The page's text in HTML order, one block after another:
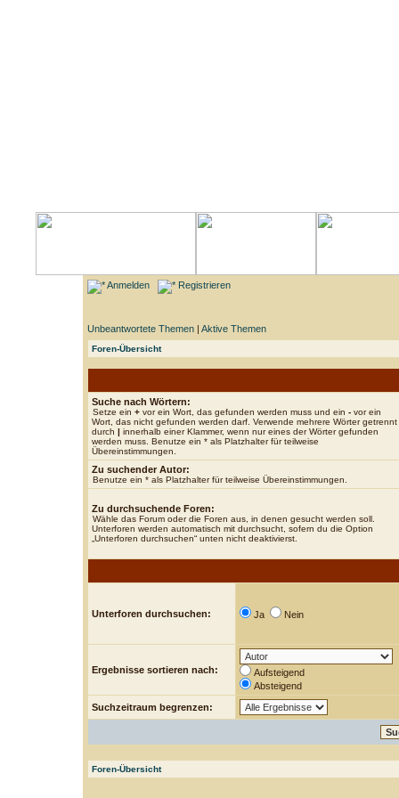
Anmelden Registrieren
Unbeantwortete Themen | Aktive Themen
Foren-Übersicht
Suche nach Wörtern:
Setze ein + vor ein Wort, das gefunden werden muss und ein - vor ein
Wort, das nicht gefunden werden darf. Verwende mehrere Wörter getrennt
durch | innerhalb einer Klammer, wenn nur eines der Wörter gefunden
werden muss. Benutze ein * als Platzhalter für teilweise
Übereinstimmungen.
Zu suchender Autor:
Benutze ein * als Platzhalter für teilweise Übereinstimmungen.
Zu durchsuchende Foren:
Wähle das Forum oder die Foren aus, in denen gesucht werden soll.
Unterforen werden automatisch mit durchsucht, sofern du die Option
„Unterforen durchsuchen“ unten nicht deaktivierst.
Unterforen durchsuchen: Ja Nein
Ergebnisse sortieren nach:
Aufsteigend
Absteigend
Suchzeitraum begrenzen:
Foren-Übersicht